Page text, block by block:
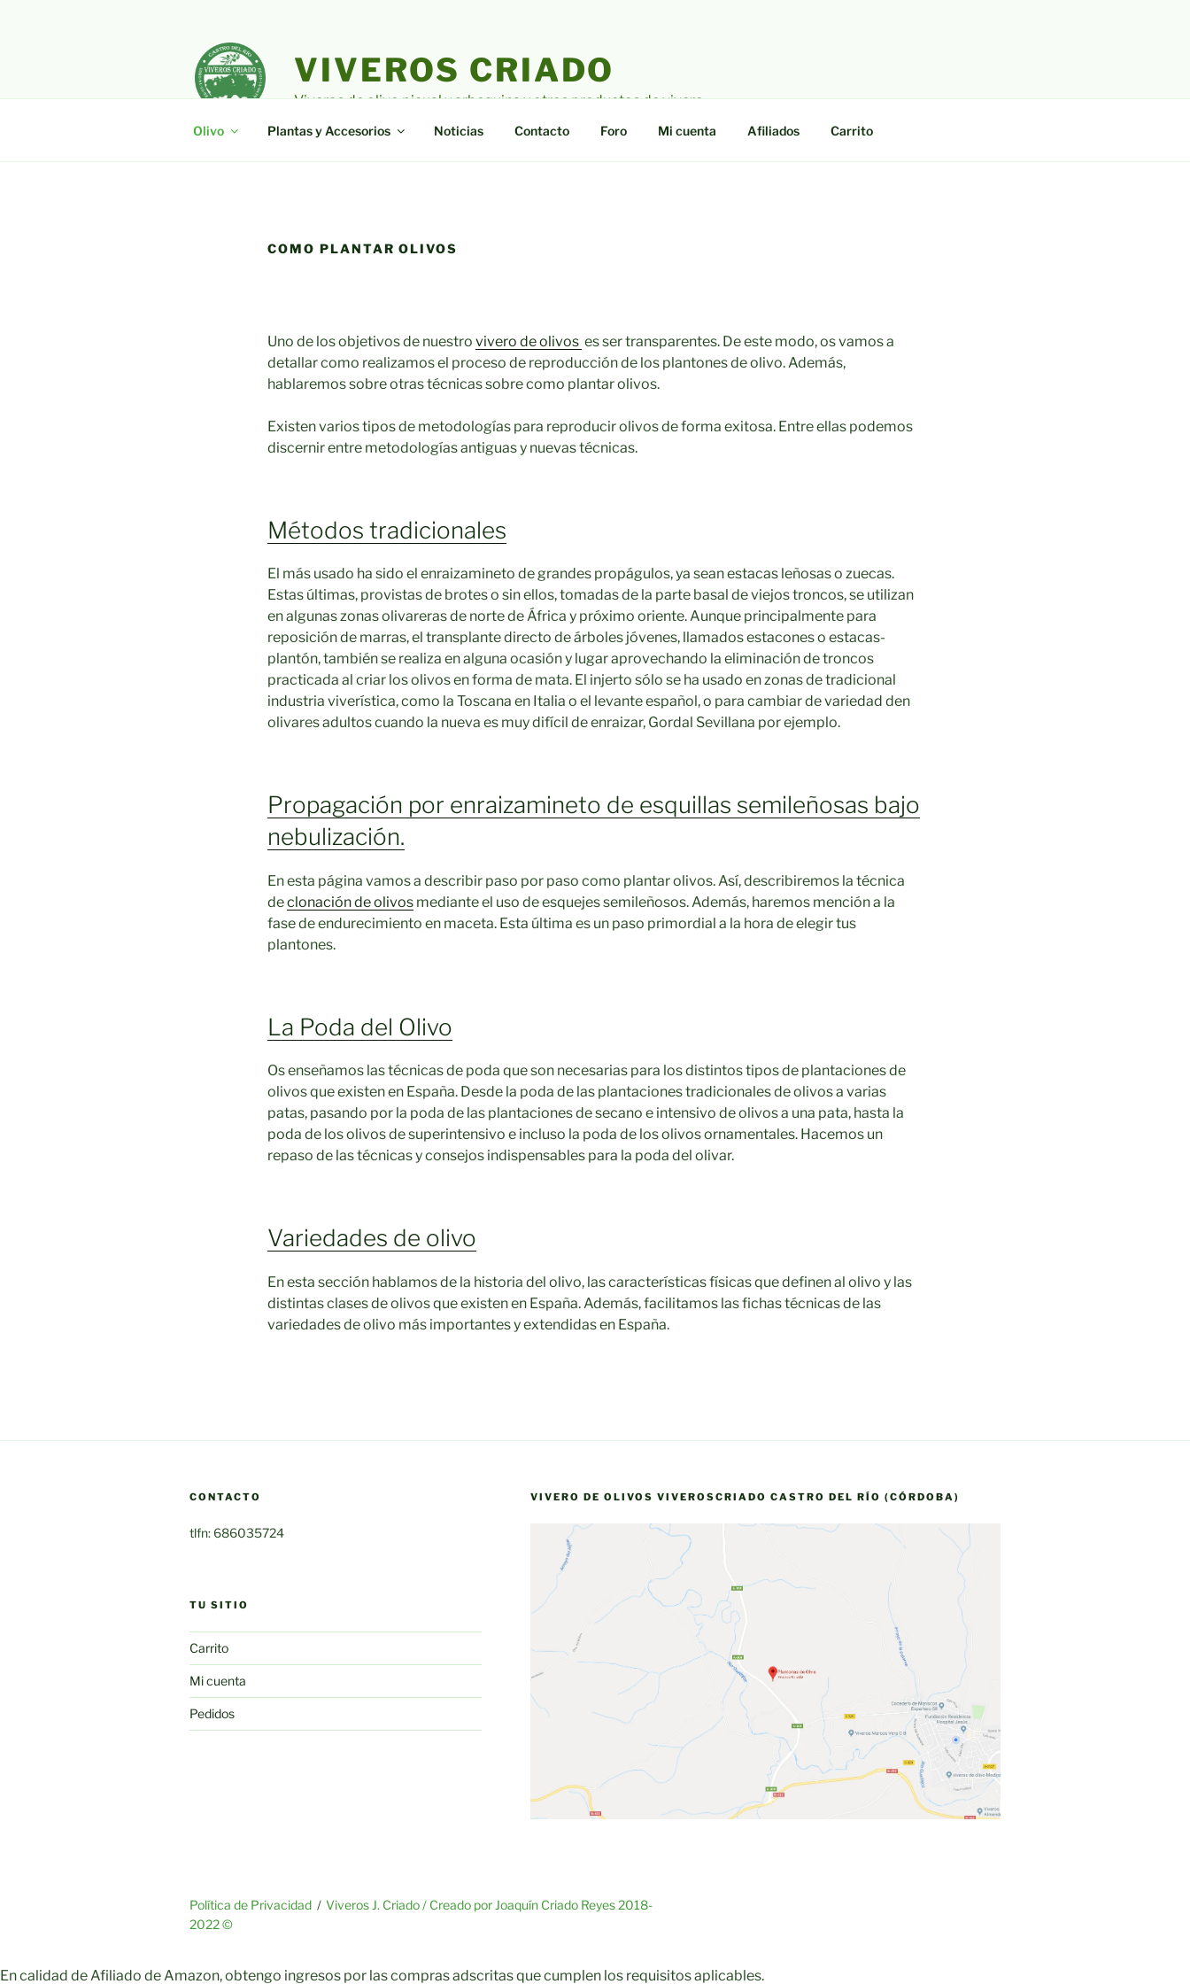
VIVEROS CRIADO
Viveros de olivo picual y arbequina y otros productos de vivero
Olivo Plantas y Accesorios Noticias Contacto Foro Mi cuenta Afiliados Carrito
COMO PLANTAR OLIVOS
Uno de los objetivos de nuestro vivero de olivos es ser transparentes. De este modo, os vamos a
detallar como realizamos el proceso de reproducción de los plantones de olivo. Además,
hablaremos sobre otras técnicas sobre como plantar olivos.
Existen varios tipos de metodologías para reproducir olivos de forma exitosa. Entre ellas podemos
discernir entre metodologías antiguas y nuevas técnicas.
Métodos tradicionales
El más usado ha sido el enraizamineto de grandes propágulos, ya sean estacas leñosas o zuecas.
Estas últimas, provistas de brotes o sin ellos, tomadas de la parte basal de viejos troncos, se utilizan
en algunas zonas olivareras de norte de África y próximo oriente. Aunque principalmente para
reposición de marras, el transplante directo de árboles jóvenes, llamados estacones o estacas-
plantón, también se realiza en alguna ocasión y lugar aprovechando la eliminación de troncos
practicada al criar los olivos en forma de mata. El injerto sólo se ha usado en zonas de tradicional
industria viverística, como la Toscana en Italia o el levante español, o para cambiar de variedad den
olivares adultos cuando la nueva es muy difícil de enraizar, Gordal Sevillana por ejemplo.
Propagación por enraizamineto de esquillas semileñosas bajo
nebulización.
En esta página vamos a describir paso por paso como plantar olivos. Así, describiremos la técnica
declonación de olivos mediante el uso de esquejes semileñosos. Además, haremos mención a la
fase de endurecimiento en maceta. Esta última es un paso primordial a la hora de elegir tus
plantones.
La Poda del Olivo
Os enseñamos las técnicas de poda que son necesarias para los distintos tipos de plantaciones de
olivos que existen en España. Desde la poda de las plantaciones tradicionales de olivos a varias
patas, pasando por la poda de las plantaciones de secano e intensivo de olivos a una pata, hasta la
poda de los olivos de superintensivo e incluso la poda de los olivos ornamentales. Hacemos un
repaso de las técnicas y consejos indispensables para la poda del olivar.
Variedades de olivo
En esta sección hablamos de la historia del olivo, las características físicas que definen al olivo y las
distintas clases de olivos que existen en España. Además, facilitamos las fichas técnicas de las
variedades de olivo más importantes y extendidas en España.
CONTACTO
tlfn: 686035724
TU SITIO
Carrito
Mi cuenta
Pedidos
VIVERO DE OLIVOS VIVEROSCRIADO CASTRO DEL RÍO (CÓRDOBA)
Política de Privacidad
Viveros J. Criado / Creado por Joaquín Criado Reyes 2018-
2022 ©
En calidad de Afiliado de Amazon, obtengo ingresos por las compras adscritas que cumplen los requisitos aplicables.